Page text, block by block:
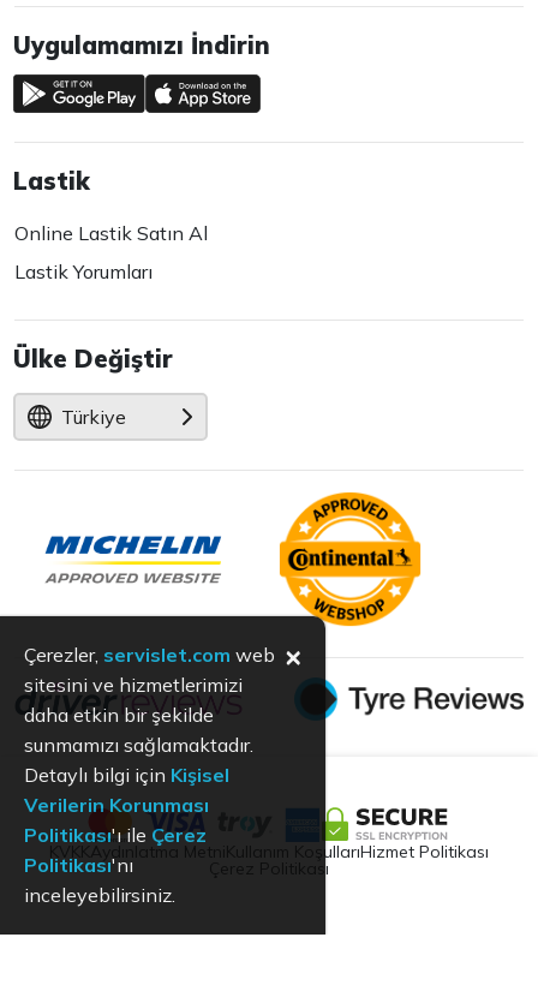
Uygulamamızı İndirin
Lastik
Online Lastik Satın Al
Lastik Yorumları
Ülke Değiştir
Türkiye
Aydınlatma Metni Kullanım KoşullarıHizmet Politikası
Çerez Politikası
Çerezler, servislet.com web
sitesini ve hizmetlerimizi
daha etkin bir şekilde
sunmamızı sağlamaktadır.
Detaylı bilgi için Kişisel
Verilerin Korunması
Politikası'ı ile Çerez
Politikası'nı
inceleyebilirsiniz.
×